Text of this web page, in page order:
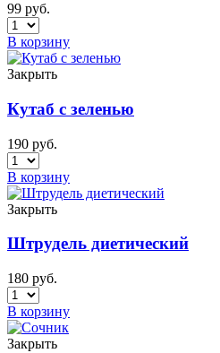
99 руб.
В корзину
Закрыть
Кутаб с зеленью
190 руб.
В корзину
Закрыть
Штрудель диетический
180 руб.
В корзину
Закрыть